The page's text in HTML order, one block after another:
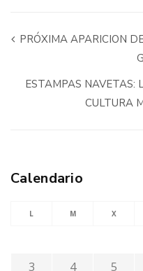
PRÓXIMA APARICION
ESTAMPAS NAVETAS:
CULTURA
Calendario
L M X
3
4 5